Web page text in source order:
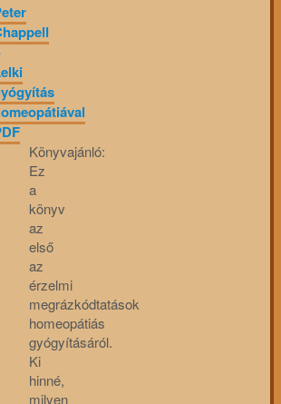
Könyvajánló:
Ez
a
könyv
az
első
az
érzelmi
megrázkódtatások
homeopátiás
gyógyításáról.
Ki
hinné,
milyen